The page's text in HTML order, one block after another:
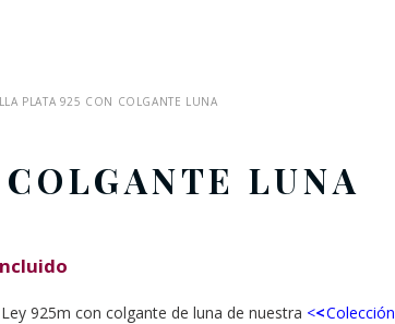
PLATA 925 CON COLGANTE LUNA
LUNA
925m con colgante de luna de nuestra <<Colección